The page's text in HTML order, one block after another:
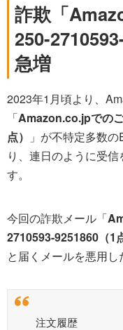
詐欺「
250-
急増
2023年1月頃より、
「Amazon.co.jpでの
点）
」が不特定多数
り、連日のように受
す。
今回の詐欺メール「
2710593-9251860（1
と届くメールを悪用し
注文履歴